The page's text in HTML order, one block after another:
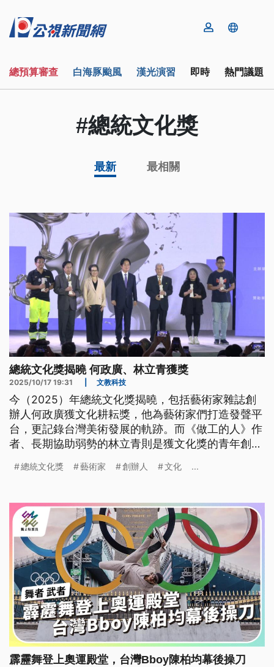
總預算審查 白海豚颱風 漢光演習 即時 熱門議題
#總統文化獎
最新 最相關
總統文化獎揭曉 何政廣、林立青獲獎
2025/10/17 19:31 文教科技
今（2025）年總統文化獎揭曉，包括藝術家雜誌創
辦人何政廣獲文化耕耘獎，他為藝術家們打造發聲平
台，更記錄台灣美術發展的軌跡。而《做工的人》作
者、長期協助弱勢的林立青則是獲文化獎的青年創意
總統文化獎 藝術家 創辦人 文化 ...
霹靂舞登上奧運殿堂，台灣Bboy陳柏均幕後操刀